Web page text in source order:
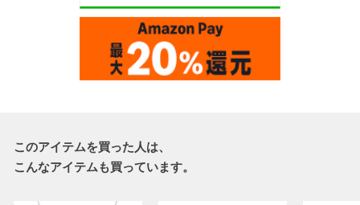
このアイテムを買った人は、
こんなアイテムも買っています。